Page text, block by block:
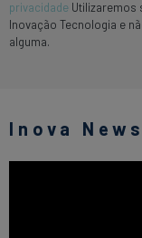
privacidade Utilizaremos
Inovação Tecnologia e
alguma.
Inova News